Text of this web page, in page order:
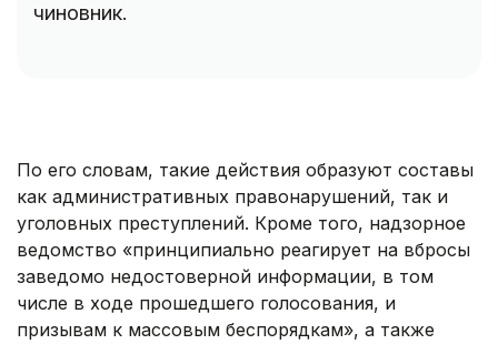
чиновник.
По его словам, такие действия образуют составы
как административных правонарушений, так и
уголовных преступлений. Кроме того, надзорное
ведомство «принципиально реагирует на вбросы
заведомо недостоверной информации, в том
числе в ходе прошедшего голосования, и
призывам к массовым беспорядкам», а также